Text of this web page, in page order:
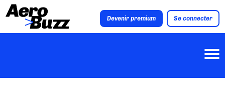
Devenir premium Se connecter